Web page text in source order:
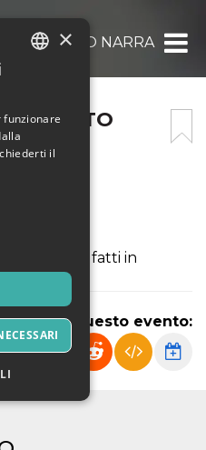
CONCERTO NARRANTE
verranno fatti in
questo evento:
×
funzionare
il